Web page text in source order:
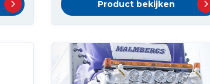
Product bekijken